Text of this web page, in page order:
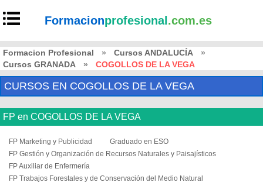
Formacionprofesional .com.es
Formacion Profesional » Cursos ANDALUCÍA
»
Cursos GRANADA
» COGOLLOS DE LA VEGA
CURSOS EN COGOLLOS DE LA VEGA
FP en COGOLLOS DE LA VEGA
FP Marketing y Publicidad
Graduado en ESO
FP Gestión y Organización de Recursos Naturales y Paisajísticos
FP Auxiliar de Enfermería
FP Trabajos Forestales y de Conservación del Medio Natural